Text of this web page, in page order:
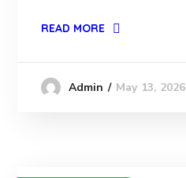
READ MORE
Admin May 13, 2026